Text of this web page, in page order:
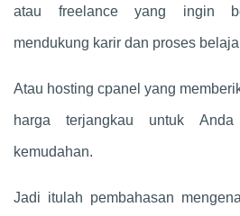
atau freelance yang ingin
mendukung karir dan proses
Atau hosting cpanel yang
harga terjangkau untuk
kemudahan.
Jadi itulah pembahasan